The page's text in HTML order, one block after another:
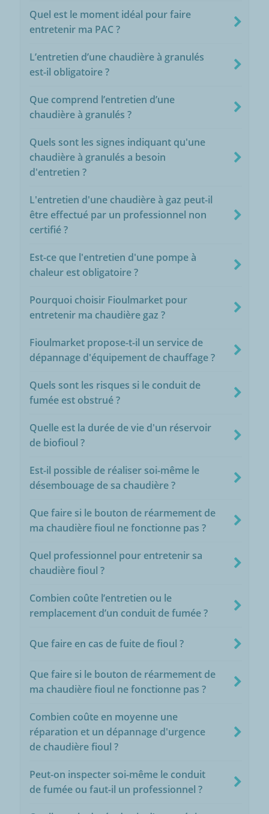
Quel est le moment idéal pour faire
entretenir ma PAC ?
L’entretien d’une chaudière à granulés
est-il obligatoire ?
Que comprend l’entretien d’une
chaudière à granulés ?
Quels sont les signes indiquant qu'une
chaudière à granulés a besoin
d'entretien ?
L'entretien d'une chaudière à gaz peut-il
être effectué par un professionnel non
certifié ?
Est-ce que l'entretien d'une pompe à
chaleur est obligatoire ?
Pourquoi choisir Fioulmarket pour
entretenir ma chaudière gaz ?
Fioulmarket propose-t-il un service de
dépannage d'équipement de chauffage ?
Quels sont les risques si le conduit de
fumée est obstrué ?
Quelle est la durée de vie d'un réservoir
de biofioul ?
Est-il possible de réaliser soi-même le
désembouage de sa chaudière ?
Que faire si le bouton de réarmement de
ma chaudière fioul ne fonctionne pas ?
Quel professionnel pour entretenir sa
chaudière fioul ?
Combien coûte l’entretien ou le
remplacement d’un conduit de fumée ?
Que faire en cas de fuite de fioul ?
Que faire si le bouton de réarmement de
ma chaudière fioul ne fonctionne pas ?
Combien coûte en moyenne une
réparation et un dépannage d'urgence
de chaudière fioul ?
Peut-on inspecter soi-même le conduit
de fumée ou faut-il un professionnel ?